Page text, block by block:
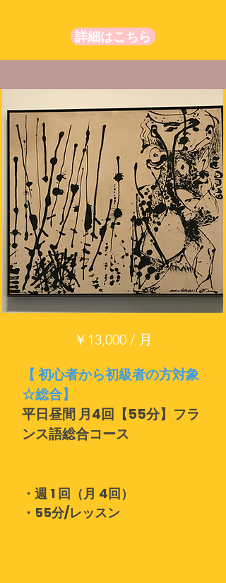
詳細はこちら
￥13,000 / 月
【 初心者から初級者の方対象
☆総合】
平日昼間 月4回【55分】フラ
ンス語総合コース
・週 1 回（月 4回）
・55分/レッスン